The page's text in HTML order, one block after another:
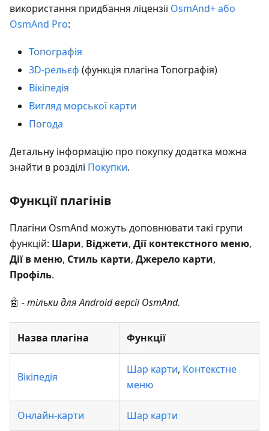
використання придбання ліцензіїOsmAnd+ або
OsmAnd Pro:
Топографія
3D-рельєф (функція плагіна Топографія)
Вікіпедія
Вигляд морської карти
Погода
Детальну інформацію про покупку додатка можна
знайти в розділі Покупки.
Функції плагінів
Плагіни OsmAnd можуть доповнювати такі групи
функцій: Шари, Віджети, Дії контекстного меню,
Дії в меню, Стиль карти, Джерело карти,
Профіль.
🤖 - тільки для Android версії OsmAnd.
Назва плагіна Функції
Вікіпедія
Шар карти, Контекстне
меню
Онлайн-карти Шар карти